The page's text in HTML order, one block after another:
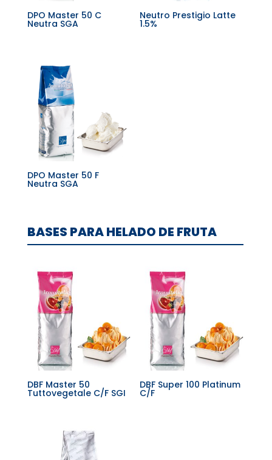
DPO Master 50 C
Neutra SGA
Neutro Prestigio Latte
1.5%
DPO Master 50 F
Neutra SGA
BASES PARA HELADO DE FRUTA
DBF Master 50
Tuttovegetale C/F SGI
DBF Super 100 Platinum
C/F